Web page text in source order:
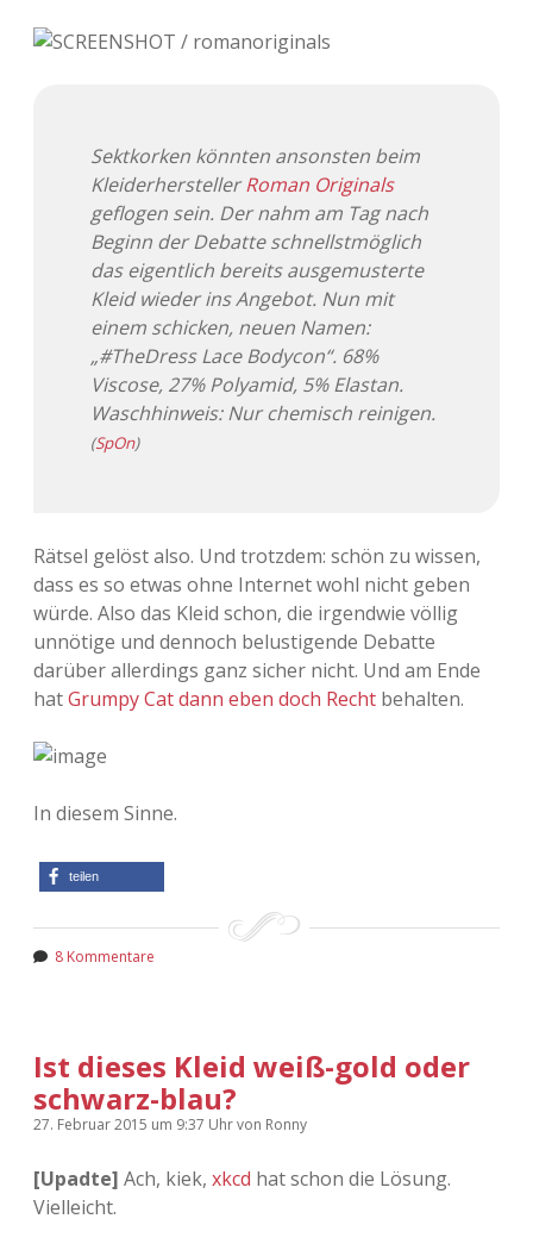
Sektkorken könnten ansonsten beim
KleiderherstellerRoman Originals
geflogen sein. Der nahm am Tag nach
Beginn der Debatte schnellstmöglich
das eigentlich bereits ausgemusterte
Kleid wieder ins Angebot. Nun mit
einem schicken, neuen Namen:
„#TheDress Lace Bodycon“. 68%
Viscose, 27% Polyamid, 5% Elastan.
Waschhinweis: Nur chemisch reinigen.
(SpOn)
Rätsel gelöst also. Und trotzdem: schön zu wissen,
dass es so etwas ohne Internet wohl nicht geben
würde. Also das Kleid schon, die irgendwie völlig
unnötige und dennoch belustigende Debatte
darüber allerdings ganz sicher nicht. Und am Ende
hatGrumpy Cat dann eben doch Recht behalten.
In diesem Sinne.
teilen
8 Kommentare
Ist dieses Kleid weiß-gold oder
schwarz-blau?
27. Februar 2015 um 9:37 Uhrvon Ronny
[Upadte] Ach, kiek, xkcd hat schon die Lösung.
Vielleicht.